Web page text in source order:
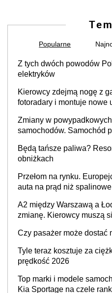
Popularne
Z tych dwóch powodów
elektryków
Kierowcy zdejmą nogę z
fotoradary i montuje nowe
Zmiany w
samochodów. Samochód
producenta
Będą tańsze paliwa?
obniżkach
Przełom na rynku.
auta na prąd niż spalinowe
A2 między Warszawą a
zmianę. Kierowcy muszą
Czy pasażer może dostać
Tyle teraz kosztuje za
prędkość 2026
Top marki i modele
Kia Sportage na czele